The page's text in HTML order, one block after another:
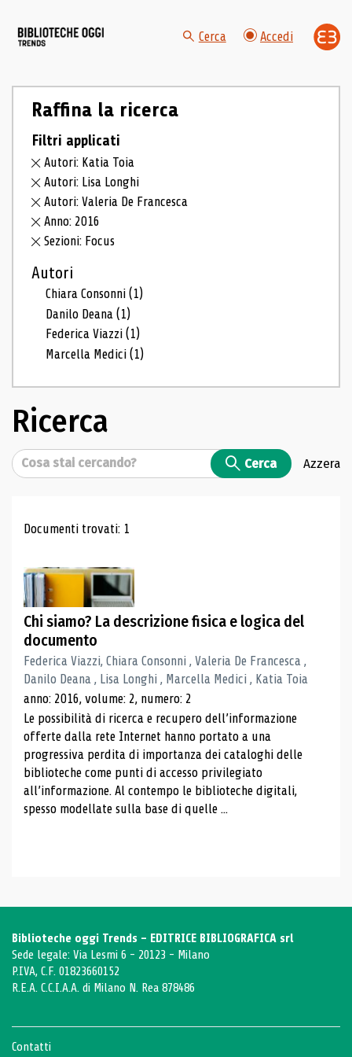
Cerca Accedi
Raffina la ricerca
Filtri applicati
Autori: Katia Toia
Autori: Lisa Longhi
Autori: Valeria De Francesca
Anno: 2016
Sezioni: Focus
Autori
Chiara Consonni(1)
Danilo Deana(1)
Federica Viazzi(1)
Marcella Medici(1)
Ricerca
Cerca Cerca Azzera
Risultati di ricerca
Documenti trovati: 1
Chi siamo? La descrizione fisica e logica del
documento
Federica Viazzi, Chiara Consonni , Valeria De Francesca ,
Danilo Deana , Lisa Longhi , Marcella Medici , Katia Toia
anno: 2016, volume: 2, numero: 2
Le possibilità di ricerca e recupero dell’informazione
offerte dalla rete Internet hanno portato a una
progressiva perdita di importanza dei cataloghi delle
biblioteche come punti di accesso privilegiato
all’informazione. Al contempo le biblioteche digitali,
spesso modellate sulla base di quelle ...
Biblioteche oggi Trends - EDITRICE BIBLIOGRAFICA srl
Sede legale: Via Lesmi 6 - 20123 - Milano
P.IVA, C.F. 01823660152
R.E.A. C.C.I.A.A. di Milano N. Rea 878486
Contatti